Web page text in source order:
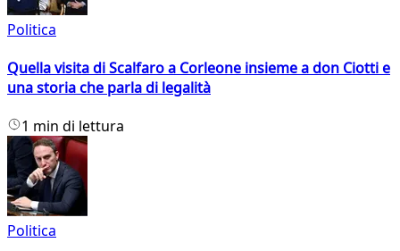
Politica
Quella visita di Scalfaro a Corleone insieme a don Ciotti e
una storia che parla di legalità
1 min di lettura
Politica